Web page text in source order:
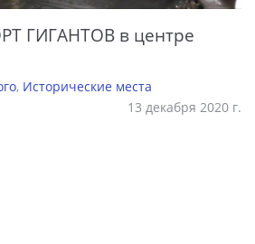
ГИГАНТОВ в центре
, Исторические места
13 декабря 2020 г.